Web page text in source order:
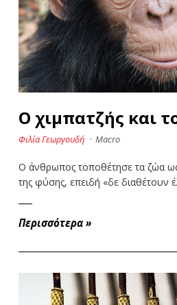
Ο χιμπατζής και
Φιλία Γεωργουδή · Macro
Ο άνθρωπος τοποθέτησε τα ζώα ως
της φύσης, επειδή «δε διαθέτουν
Περισσότερα »